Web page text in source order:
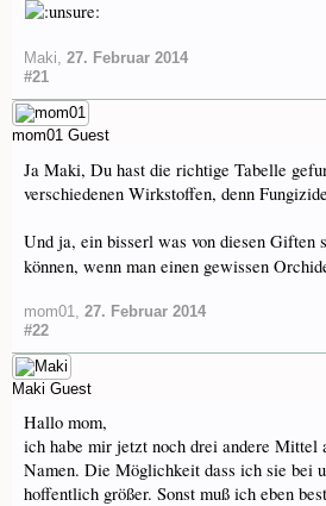
Maki, 27. Februar 2014
#21
mom01 Guest
Ja Maki, Du hast die richtige Tabelle
verschiedenen Wirkstoffen, denn
Und ja, ein bisserl was von diesen Giften
können, wenn man einen gewissen
mom01, 27. Februar 2014
#22
Maki Guest
Hallo mom,
ich habe mir jetzt noch drei andere Mittel
Namen. Die Möglichkeit dass ich sie bei
hoffentlich größer. Sonst muß ich eben